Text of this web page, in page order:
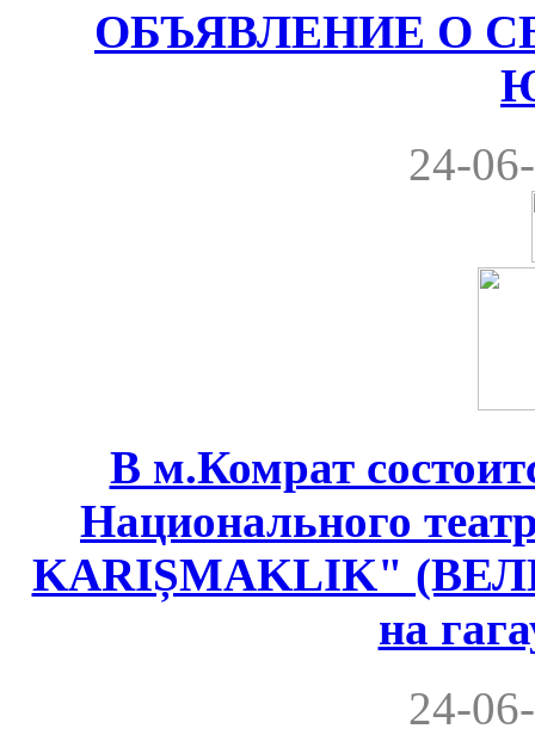
ОБЪЯВЛЕНИЕ О
24-
В м.Комрат
Национального
KARIȘMAKLIK"
на
24-